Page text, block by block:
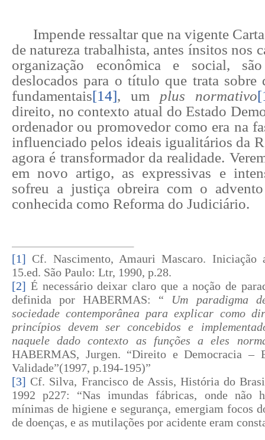
Impende ressaltar que na vigente
de natureza trabalhista, antes ínsitos nos
organização econômica e social, são
deslocados para o título que trata sobre
fundamentais[14], um plus normativo
direito, no contexto atual do Estado
ordenador ou promovedor como era na
influenciado pelos ideais igualitários da
agora é transformador da realidade.
em novo artigo, as expressivas e
sofreu a justiça obreira com o
conhecida como Reforma do Judiciário.
[1] Cf. Nascimento, Amauri Mascaro.
15.ed. São Paulo: Ltr, 1990, p.28.
[2] É necessário deixar claro que a noção de
definida por HABERMAS: “ Um paradigma
sociedade contemporânea para explicar como
princípios devem ser concebidos e
naquele dado contexto as funções a eles
HABERMAS, Jurgen. “Direito e Democracia –
Validade”(1997, p.194-195)”
[3] Cf. Silva, Francisco de Assis, História do
1992 p227: “Nas imundas fábricas, onde não
mínimas de higiene e segurança, emergiam focos
de doenças, e as mutilações por acidente eram